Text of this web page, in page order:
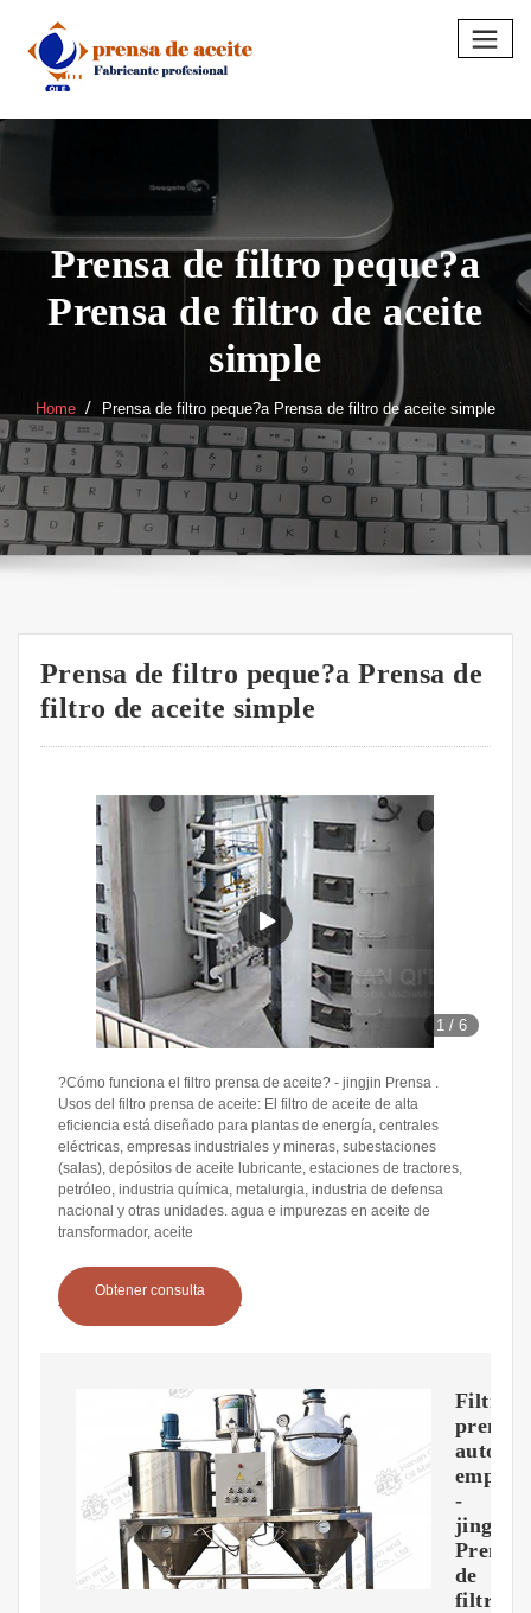
content
Prensa de filtro peque?a
Prensa de filtro de aceite
simple
Home Prensa de filtro peque?a Prensa de filtro de aceite simple
Prensa de filtro peque?a Prensa de
filtro de aceite simple
1 /6
?Cómo funciona el filtro prensa de aceite? - jingjin Prensa .
Usos del filtro prensa de aceite: El filtro de aceite de alta
eficiencia está diseñado para plantas de energía, centrales
eléctricas, empresas industriales y mineras, subestaciones
(salas), depósitos de aceite lubricante, estaciones de tractores,
petróleo, industria química, metalurgia, industria de defensa
nacional y otras unidades. agua e impurezas en aceite de
transformador, aceite
Obtener consulta
Filtro
prensa
-
jingjin
Prensa
de
filtro